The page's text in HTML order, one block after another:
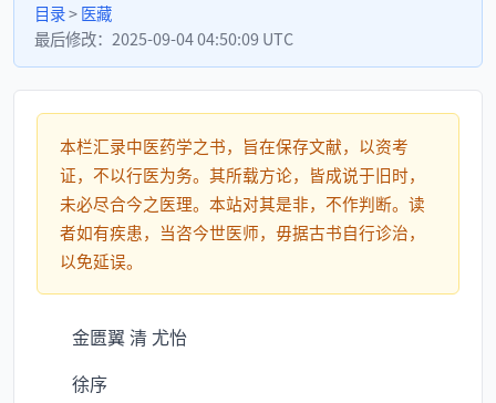
目录>医藏
最后修改： 2025-09-04 04:50:09 UTC
本栏汇录中医药学之书，旨在保存文献，以资考
证，不以行医为务。其所载方论，皆成说于旧时，
未必尽合今之医理。本站对其是非，不作判断。读
者如有疾患，当咨今世医师，毋据古书自行诊治，
以免延误。
金匮翼 清 尤怡
徐序